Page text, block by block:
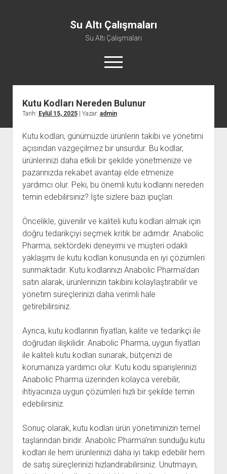
Su Altı Çalışmaları
Su Altı Çalışmaları
menüyü
aç
Kutu Kodları Nereden Bulunur
Tarih: Eylül 15, 2025| Yazar: admin
Kutu kodları, günümüzde ürünlerin takibi ve yönetimi
açısından vazgeçilmez bir unsurdur. Bu kodlar,
ürünlerinizi daha etkili bir şekilde yönetmenize ve
pazarınızda rekabet avantajı elde etmenize
yardımcı olur. Peki, bu önemli kutu kodlarını nereden
temin edebilirsiniz? İşte sizlere bazı ipuçları.
Öncelikle, güvenilir ve kaliteli kutu kodları almak için
doğru tedarikçiyi seçmek kritik bir adımdır. Anabolic
Pharma, sektördeki deneyimi ve müşteri odaklı
yaklaşımı ile kutu kodları konusunda en iyi çözümleri
sunmaktadır. Kutu kodlarınızı Anabolic Pharma’dan
satın alarak, ürünlerinizin takibini kolaylaştırabilir ve
yönetim süreçlerinizi daha verimli hale
getirebilirsiniz.
Ayrıca, kutu kodlarının fiyatları, kalite ve tedarikçi ile
doğrudan ilişkilidir. Anabolic Pharma, uygun fiyatları
ile kaliteli kutu kodları sunarak, bütçenizi de
korumanıza yardımcı olur. Kutu kodu siparişlerinizi
Anabolic Pharma üzerinden kolayca verebilir,
ihtiyacınıza uygun çözümleri hızlı bir şekilde temin
edebilirsiniz.
Sonuç olarak, kutu kodları ürün yönetiminizin temel
taşlarından biridir. Anabolic Pharma’nın sunduğu kutu
kodları ile hem ürünlerinizi daha iyi takip edebilir hem
de satış süreçlerinizi hızlandırabilirsiniz. Unutmayın,